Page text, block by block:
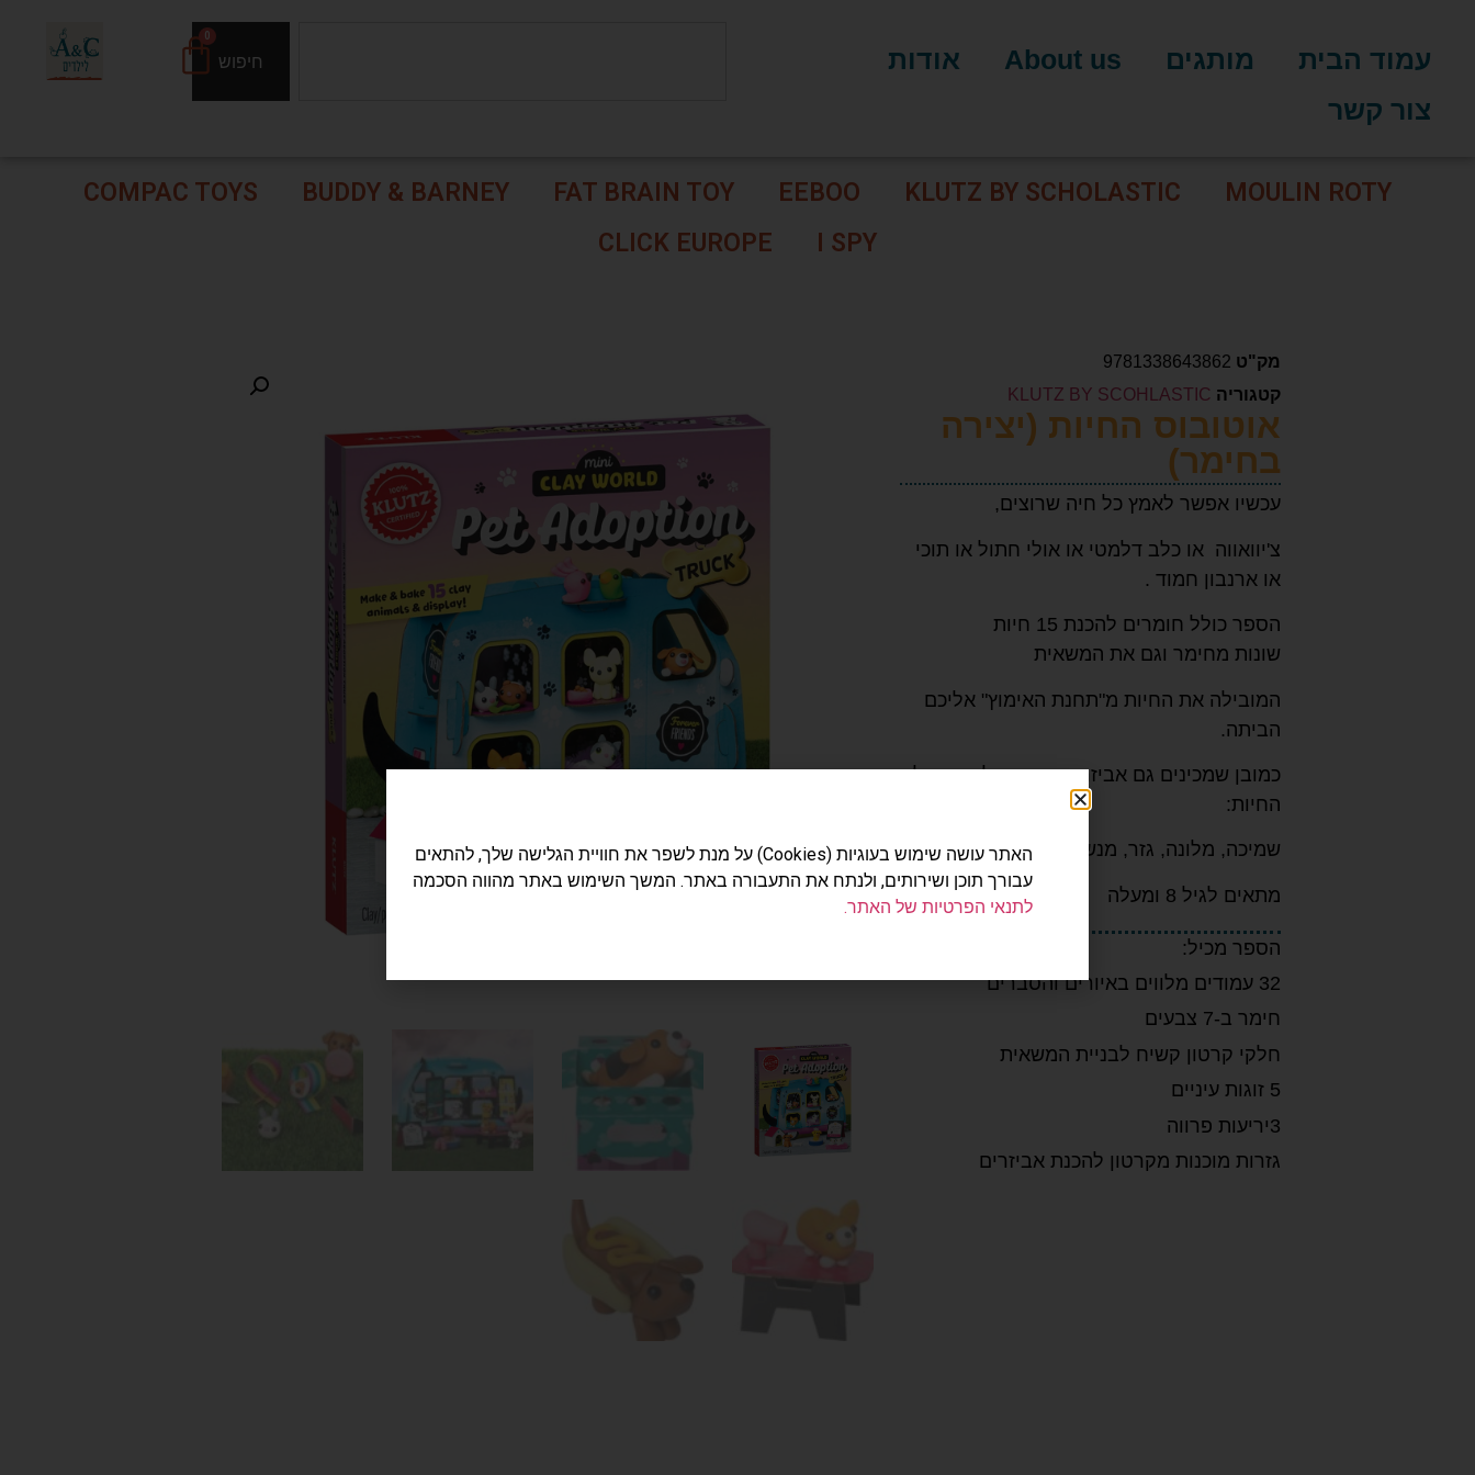
עמוד הבית מותגים About us
אודות
צור קשר
חיפוש
0
MOULIN ROTY
KLUTZ BY SCHOLASTIC
EEBOO
FAT BRAIN TOY
BUDDY & BARNEY
COMPAC TOYS
I SPY
CLICK EUROPE
מק"ט 9781338643862
קטגוריה KLUTZ BY SCOHLASTIC
אוטובוס החיות (יצירה
בחימר)
עכשיו אפשר לאמץ כל חיה שרוצים,
צ'יוואווה או כלב דלמטי או אולי חתול או תוכי
או ארנבון חמוד .
הספר כולל חומרים להכנת 15 חיות
שונות מחימר וגם את המשאית
המובילה את החיות מ"תחנת האימוץ" אליכם
הביתה.
כמובן שמכינים גם אביזרים שונים לפינוק כל
החיות:
שמיכה, מלונה, גזר, מנשא ועוד ועוד .
מתאים לגיל 8 ומעלה
הספר מכיל:
32 עמודים מלווים באיורים והסברים
חימר ב-7 צבעים
חלקי קרטון קשיח לבניית המשאית
5 זוגות עיניים
3יריעות פרווה
גזרות מוכנות מקרטון להכנת אביזרים
האתר עושה שימוש בעוגיות (Cookies) על מנת לשפר את חוויית הגלישה שלך, להתאים
עבורך תוכן ושירותים, ולנתח את התעבורה באתר. המשך השימוש באתר מהווה הסכמה
לתנאי הפרטיות של האתר.